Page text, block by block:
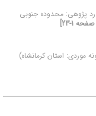
پژوهی: محدوده جنوبی
موردی: استان کرمانشاه)